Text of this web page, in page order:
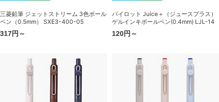
三菱鉛筆 ジェットストリーム 3色ボール
ペン（0.5mm） SXE3-400-05
317円～
パイロット Juice＋（ジュースプラス）
ゲルインキボールペン(0.4mm) LJL-14
120円～